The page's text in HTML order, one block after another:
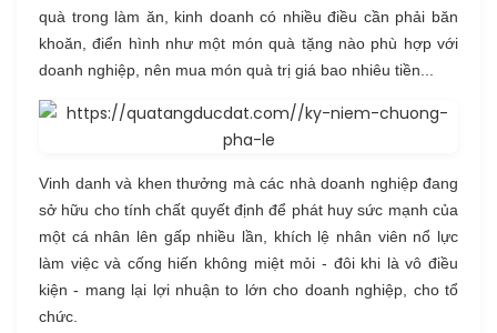
quà trong làm ăn, kinh doanh có nhiều điều cần phải băn
khoăn, điển hình như một món quà tặng nào phù hợp với
doanh nghiệp, nên mua món quà trị giá bao nhiêu tiền...
Vinh danh và khen thưởng mà các nhà doanh nghiệp đang
sở hữu cho tính chất quyết định để phát huy sức mạnh của
một cá nhân lên gấp nhiều lần, khích lệ nhân viên nổ lực
làm việc và cống hiến không miệt mỏi - đôi khi là vô điều
kiện - mang lại lợi nhuận to lớn cho doanh nghiệp, cho tổ
chức.